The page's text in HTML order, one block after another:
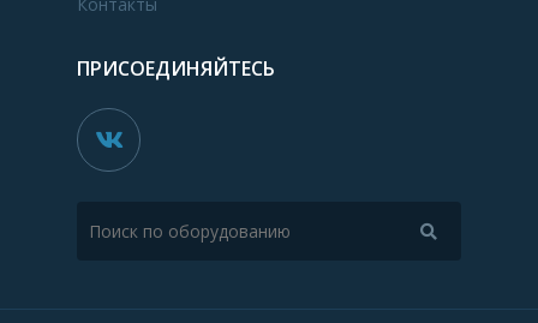
ПРИСОЕДИНЯЙТЕСЬ